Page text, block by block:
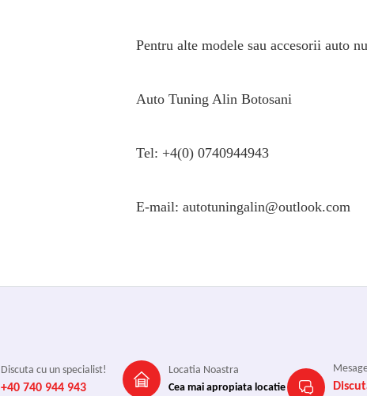
Pentru alte modele sau accesorii auto
Auto Tuning Alin Botosani
Tel: +4(0) 0740944943
E-mail: autotuningalin@outlook.com
Discuta cu un specialist!
+40 740 944 943
Locatia Noastra
Cea mai apropiata locatie